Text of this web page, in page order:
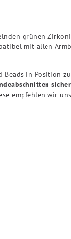
grünen
mit allen
in Position
empfehlen wir